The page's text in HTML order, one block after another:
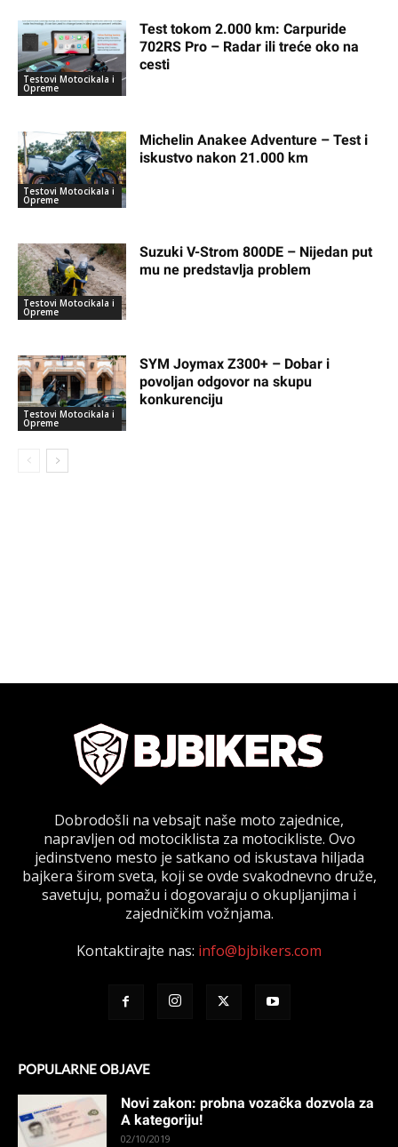
Testovi Motocikala i
Opreme
Test tokom 2.000 km: Carpuride
702RS Pro – Radar ili treće oko na
cesti
Testovi Motocikala i
Opreme
Michelin Anakee Adventure – Test i
iskustvo nakon 21.000 km
Testovi Motocikala i
Opreme
Suzuki V-Strom 800DE – Nijedan put
mu ne predstavlja problem
Testovi Motocikala i
Opreme
SYM Joymax Z300+ – Dobar i
povoljan odgovor na skupu
konkurenciju
Dobrodošli na vebsajt naše moto zajednice,
napravljen od motociklista za motocikliste. Ovo
jedinstveno mesto je satkano od iskustava hiljada
bajkera širom sveta, koji se ovde svakodnevno druže,
savetuju, pomažu i dogovaraju o okupljanjima i
zajedničkim vožnjama.
Kontaktirajte nas: info@bjbikers.com
POPULARNE OBJAVE
Novi zakon: probna vozačka dozvola za
A kategoriju!
02/10/2019